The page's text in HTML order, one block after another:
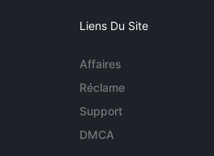
Liens Du Site
Affaires
Réclame
Support
DMCA